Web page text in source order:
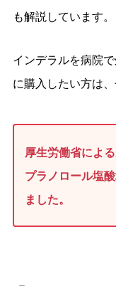
も解説しています。
インデラルを病院
に購入したい方は
厚生労働省によ
プラノロール塩
ました。